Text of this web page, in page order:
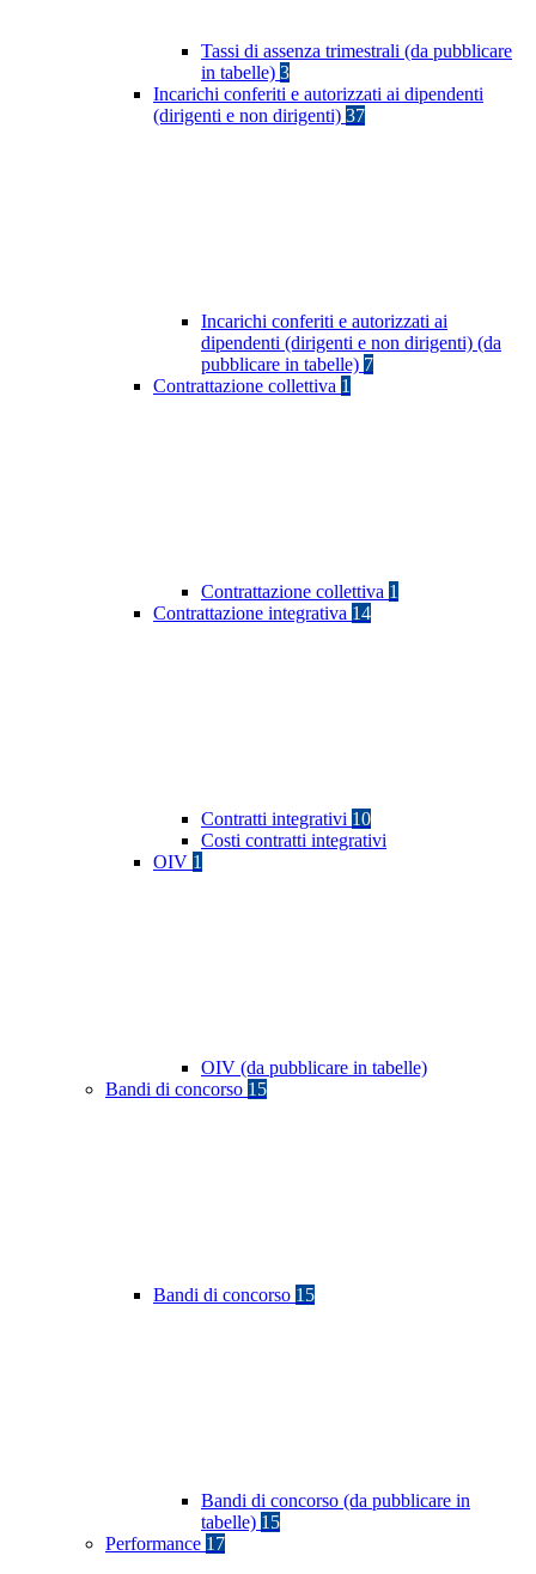
Tassi di assenza trimestrali (da pubblicare
in tabelle) 3
Incarichi conferiti e autorizzati ai dipendenti
(dirigenti e non dirigenti) 37
Incarichi conferiti e autorizzati ai
dipendenti (dirigenti e non dirigenti) (da
pubblicare in tabelle) 7
Contrattazione collettiva 1
Contrattazione collettiva 1
Contrattazione integrativa 14
Contratti integrativi 10
Costi contratti integrativi
OIV 1
OIV (da pubblicare in tabelle)
Bandi di concorso 15
Bandi di concorso 15
Bandi di concorso (da pubblicare in
tabelle) 15
Performance 17